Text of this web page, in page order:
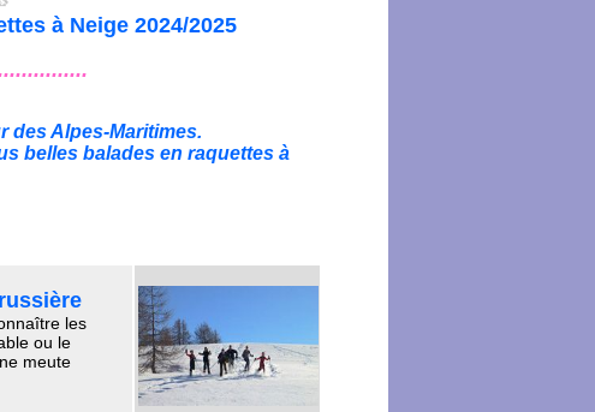
à Neige 2024/2025
des Alpes-Maritimes.
belles balades en raquettes à
les
ou le
meute